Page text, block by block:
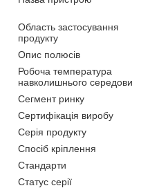
Область застосування
продукту
Опис полюсів
Робоча температура
навколишнього середови
Сегмент ринку
Сертифікація виробу
Серія продукту
Спосіб кріплення
Стандарти
Статус серії